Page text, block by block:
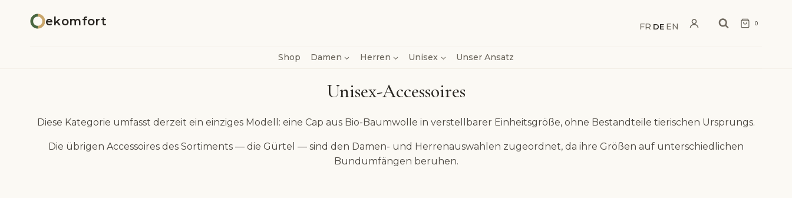
ekomfort FR DE EN 0
Shop Damen Herren Unisex Unser Ansatz
Unisex-Accessoires
Diese Kategorie umfasst derzeit ein einziges Modell: eine Cap aus Bio-Baumwolle in verstellbarer Einheitsgröße, ohne Bestandteile tierischen Ursprungs.
Die übrigen Accessoires des Sortiments — die Gürtel — sind den Damen- und Herrenauswahlen zugeordnet, da ihre Größen auf unterschiedlichen
Bundumfängen beruhen.